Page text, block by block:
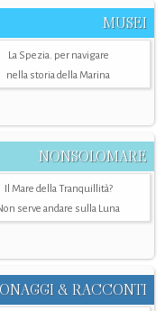
MUSEI
La Spezia. per navigare
nella storia della Marina
NONSOLOMARE
Il Mare della Tranquillità?
serve andare sulla Luna
& RACCONTI